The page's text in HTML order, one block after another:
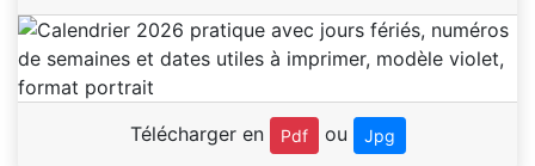
Télécharger en Pdf ou Jpg